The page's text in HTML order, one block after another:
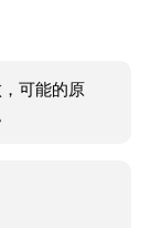
可能的原